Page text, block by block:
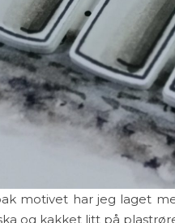
motivet har jeg laget
og kakket litt på